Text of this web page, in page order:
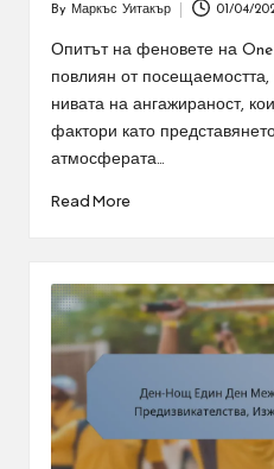
by
By Маркъс Уитакър 01/04/
Опитът на феновете на
повлиян от посещаемостта,
нивата на ангажираност,
фактори като
атмосферата…
Read More